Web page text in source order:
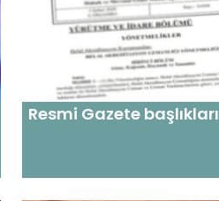
Resmi Gazete başlıkları